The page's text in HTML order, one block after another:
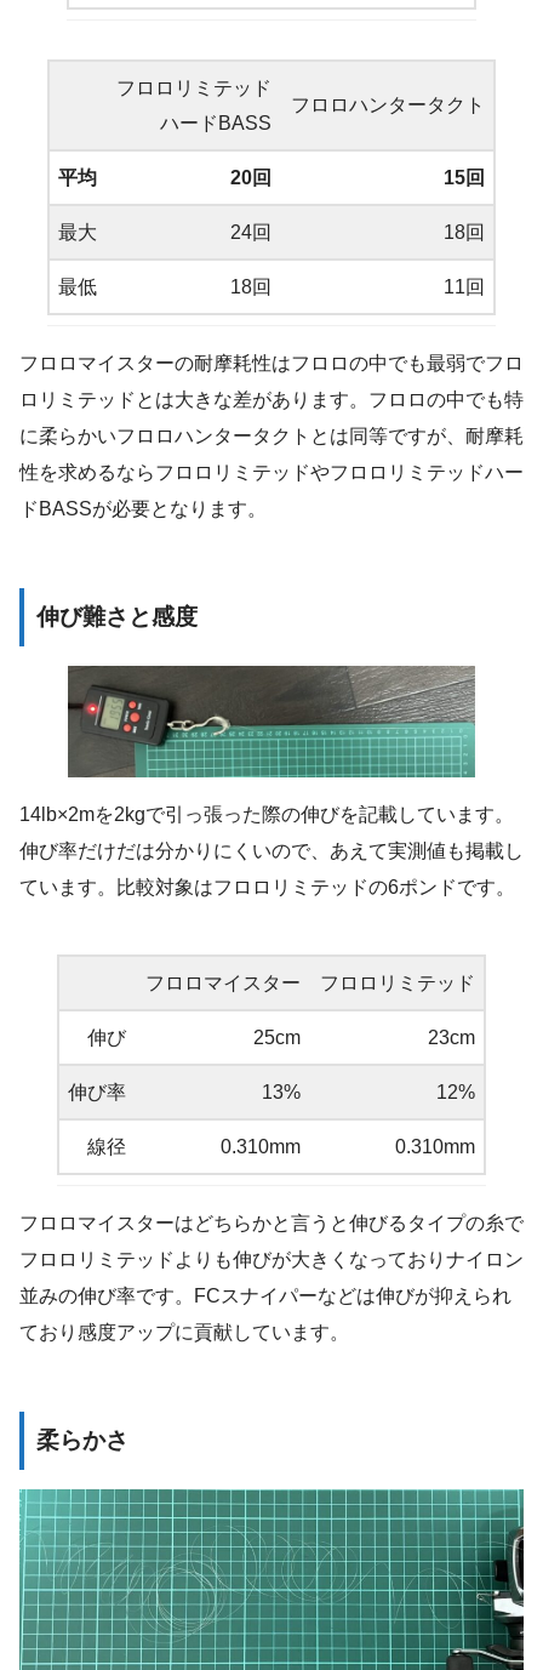
フロロリミテッド
ハードBASS
フロロハンタータクト
平均 20回 15回
最大 24回 18回
最低 18回 11回
フロロマイスターの耐摩耗性はフロロの中でも最弱でフロ
ロリミテッドとは大きな差があります。フロロの中でも特
に柔らかいフロロハンタータクトとは同等ですが、耐摩耗
性を求めるならフロロリミテッドやフロロリミテッドハー
ドBASSが必要となります。
伸び難さと感度
14lb×2mを2kgで引っ張った際の伸びを記載しています。
伸び率だけだは分かりにくいので、あえて実測値も掲載し
ています。比較対象はフロロリミテッドの6ポンドです。
フロロマイスター フロロリミテッド
伸び 25cm 23cm
伸び率 13% 12%
線径 0.310mm 0.310mm
フロロマイスターはどちらかと言うと伸びるタイプの糸で
フロロリミテッドよりも伸びが大きくなっておりナイロン
並みの伸び率です。FCスナイパーなどは伸びが抑えられ
ており感度アップに貢献しています。
柔らかさ